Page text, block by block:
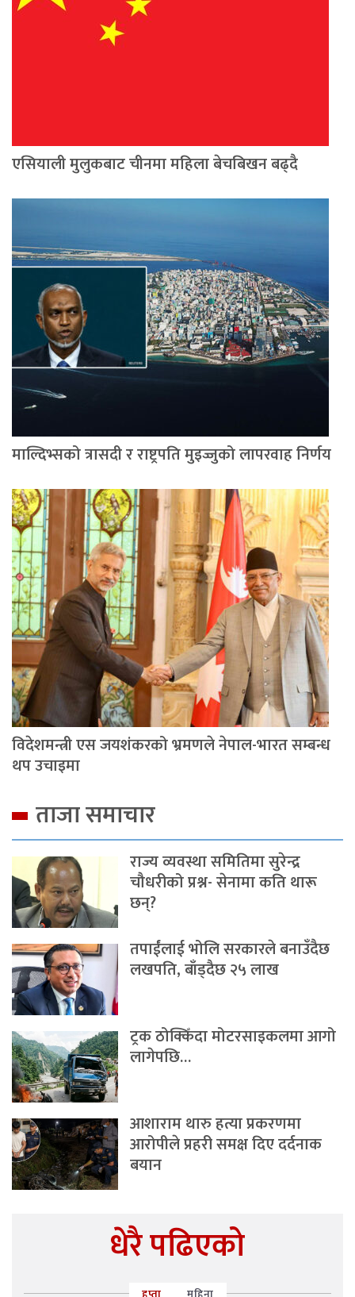
एसियाली मुलुकबाट चीनमा महिला बेचबिखन बढ्दै
माल्दिभ्सको त्रासदी र राष्ट्रपति मुइज्जुको लापरवाह निर्णय
विदेशमन्त्री एस जयशंकरको भ्रमणले नेपाल-भारत सम्बन्ध
थप उचाइमा
ताजा समाचार
राज्य व्यवस्था समितिमा सुरेन्द्र
चौधरीको प्रश्न- सेनामा कति थारू
छन्?
तपाईंलाई भोलि सरकारले बनाउँदैछ
लखपति, बाँड्दैछ २५ लाख
ट्रक ठोक्किँदा मोटरसाइकलमा आगो
लागेपछि…
आशाराम थारु हत्या प्रकरणमा
आरोपीले प्रहरी समक्ष दिए दर्दनाक
बयान
धेरै पढिएको